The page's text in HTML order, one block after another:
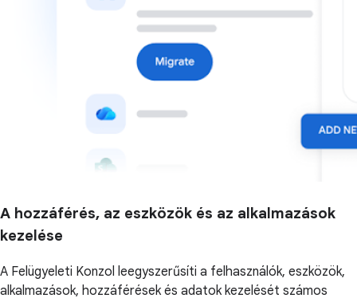
A hozzáférés, az eszközök és az alkalmazások
kezelése
A Felügyeleti Konzol leegyszerűsíti a felhasználók, eszközök,
alkalmazások, hozzáférések és adatok kezelését számos